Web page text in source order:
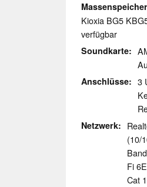
Massenspeicher
Kioxia BG5
verfügbar
Soundkarte
Anschlüsse
3
Netzwerk
(10/
Fi
Cat